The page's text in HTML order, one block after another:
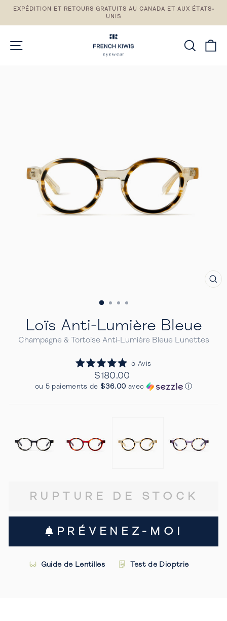
Passez
contenu
du
diaporama
EXPÉDITION ET RETOURS GRATUITS AU CANADA ET AUX ÉTATS-
UNIS
NAVIGATION DU SITE
Loïs Anti-Lumière Bleue
Champagne & Tortoise Anti-Lumière Bleue Lunettes
Noté
5.0
sur
5 Avis
faire
Prix
Regulier
$180.00
ou 5 paiements de$36.00 avec ⓘ
RUPTURE DE STOCK
PRÉVENEZ-MOI
Guide de Lentilles Test de Dioptrie